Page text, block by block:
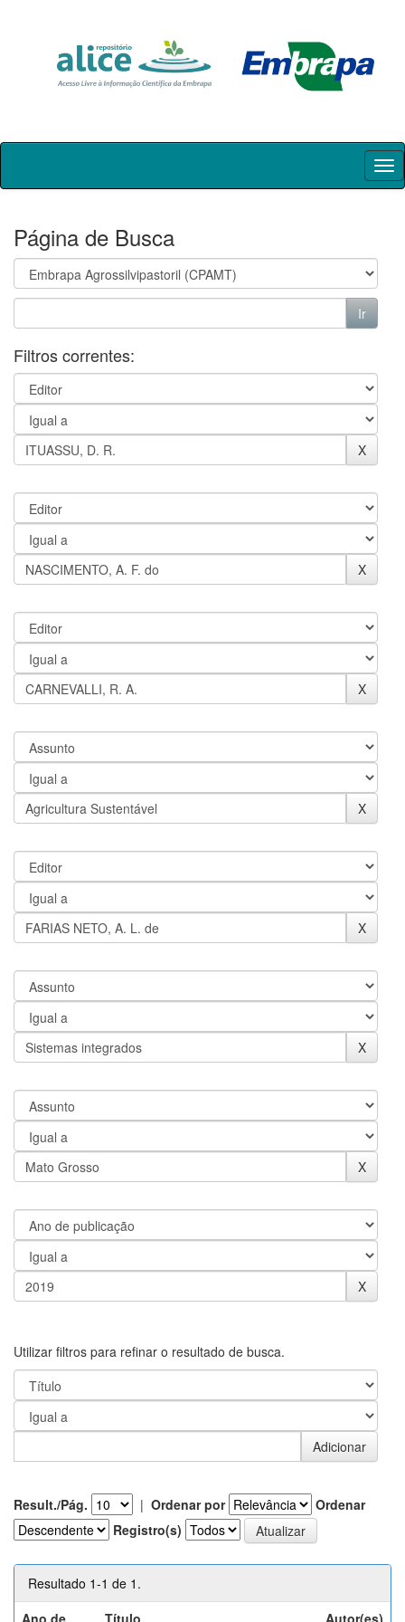
Skip
Página de Busca
Filtros correntes:
Utilizar filtros para refinar o resultado de busca.
Result./Pág. | Ordenar por
Ordenar
Registro(s)
Resultado 1-1 de 1.
Ano de
Título Autor(es)